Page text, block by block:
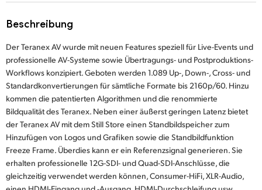
Germany
Hong Kong SAR, China
India
Italy
Japan
Korea
Beschreibung
Der Teranex AV wurde mit neuen Features speziell für Live-Events und
professionelle AV-Systeme sowie Übertragungs- und Postproduktions-
Workflows konzipiert. Geboten werden 1.089 Up-, Down-, Cross- und
Standardkonvertierungen für sämtliche Formate bis 2160p/60. Hinzu
kommen die patentierten Algorithmen und die renommierte
Bildqualität des Teranex. Neben einer äußerst geringen Latenz bietet
der Teranex AV mit dem Still Store einen Standbildspeicher zum
Hinzufügen von Logos und Grafiken sowie die Standbildfunktion
Freeze Frame. Überdies kann er ein Referenzsignal generieren. Sie
erhalten professionelle 12G-SDI- und Quad-SDI-Anschlüsse, die
gleichzeitig verwendet werden können, Consumer-HiFi, XLR-Audio,